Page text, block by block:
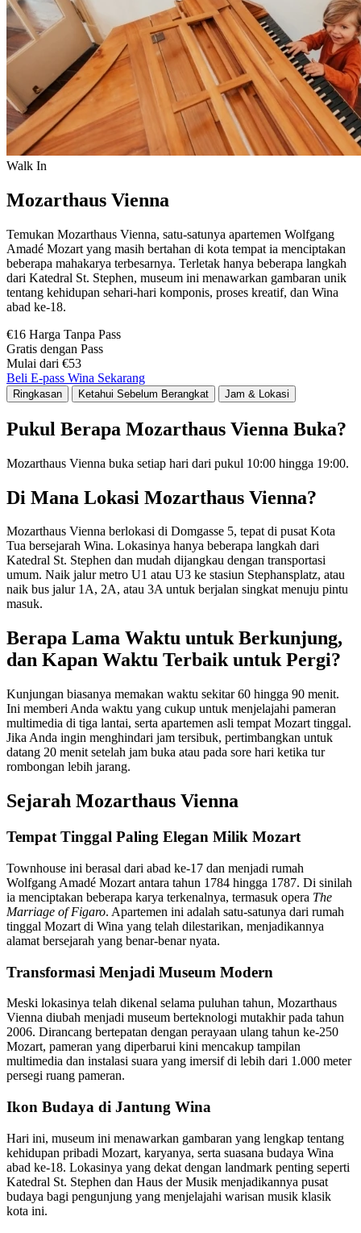
Walk In
Mozarthaus Vienna
Temukan Mozarthaus Vienna, satu-satunya apartemen Wolfgang
Amadé Mozart yang masih bertahan di kota tempat ia menciptakan
beberapa mahakarya terbesarnya. Terletak hanya beberapa langkah
dari Katedral St. Stephen, museum ini menawarkan gambaran unik
tentang kehidupan sehari-hari komponis, proses kreatif, dan Wina
abad ke-18.
€16 Harga Tanpa Pass
Gratis dengan Pass
Mulai dari €53
Beli E-pass Wina Sekarang
Ringkasan Ketahui Sebelum Berangkat Jam & Lokasi
Pukul Berapa Mozarthaus Vienna Buka?
Mozarthaus Vienna buka setiap hari dari pukul 10:00 hingga 19:00.
Di Mana Lokasi Mozarthaus Vienna?
Mozarthaus Vienna berlokasi di Domgasse 5, tepat di pusat Kota
Tua bersejarah Wina. Lokasinya hanya beberapa langkah dari
Katedral St. Stephen dan mudah dijangkau dengan transportasi
umum. Naik jalur metro U1 atau U3 ke stasiun Stephansplatz, atau
naik bus jalur 1A, 2A, atau 3A untuk berjalan singkat menuju pintu
masuk.
Berapa Lama Waktu untuk Berkunjung,
dan Kapan Waktu Terbaik untuk Pergi?
Kunjungan biasanya memakan waktu sekitar 60 hingga 90 menit.
Ini memberi Anda waktu yang cukup untuk menjelajahi pameran
multimedia di tiga lantai, serta apartemen asli tempat Mozart tinggal.
Jika Anda ingin menghindari jam tersibuk, pertimbangkan untuk
datang 20 menit setelah jam buka atau pada sore hari ketika tur
rombongan lebih jarang.
Sejarah Mozarthaus Vienna
Tempat Tinggal Paling Elegan Milik Mozart
Townhouse ini berasal dari abad ke-17 dan menjadi rumah
Wolfgang Amadé Mozart antara tahun 1784 hingga 1787. Di sinilah
ia menciptakan beberapa karya terkenalnya, termasuk opera The
Marriage of Figaro. Apartemen ini adalah satu-satunya dari rumah
tinggal Mozart di Wina yang telah dilestarikan, menjadikannya
alamat bersejarah yang benar-benar nyata.
Transformasi Menjadi Museum Modern
Meski lokasinya telah dikenal selama puluhan tahun, Mozarthaus
Vienna diubah menjadi museum berteknologi mutakhir pada tahun
2006. Dirancang bertepatan dengan perayaan ulang tahun ke-250
Mozart, pameran yang diperbarui kini mencakup tampilan
multimedia dan instalasi suara yang imersif di lebih dari 1.000 meter
persegi ruang pameran.
Ikon Budaya di Jantung Wina
Hari ini, museum ini menawarkan gambaran yang lengkap tentang
kehidupan pribadi Mozart, karyanya, serta suasana budaya Wina
abad ke-18. Lokasinya yang dekat dengan landmark penting seperti
Katedral St. Stephen dan Haus der Musik menjadikannya pusat
budaya bagi pengunjung yang menjelajahi warisan musik klasik
kota ini.